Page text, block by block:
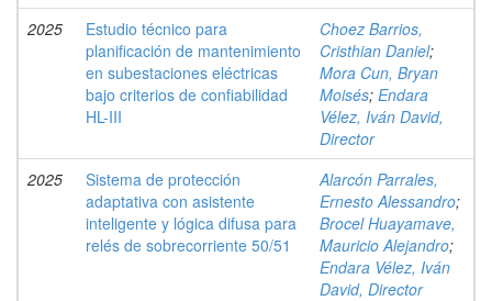
2025
Estudio técnico para
planificación de mantenimiento
en subestaciones eléctricas
bajo criterios de confiabilidad
HL-III
Choez Barrios,
Cristhian Daniel;
Mora Cun, Bryan
Moisés; Endara
Vélez, Iván David,
Director
2025
Sistema de protección
adaptativa con asistente
inteligente y lógica difusa para
relés de sobrecorriente 50/51
Alarcón Parrales,
Ernesto Alessandro;
Brocel Huayamave,
Mauricio Alejandro;
Endara Vélez, Iván
David, Director